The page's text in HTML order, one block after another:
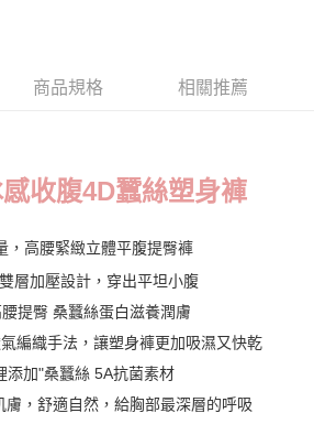
含以上)免運費
含以上)免運費
商品規格 相關推薦
收腹4D蠶絲塑身褲
，高腰緊緻立體平腹提臀褲
層加壓設計，穿出平坦小腹
提臀 桑蠶絲蛋白滋養潤膚
編織手法，讓塑身褲更加吸濕又快乾
添加"桑蠶絲 5A抗菌素材
膚，舒適自然，給胸部最深層的呼吸